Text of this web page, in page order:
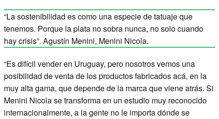
“La sostenibilidad es como una especie de tatuaje que
tenemos. Porque la plata no sobra nunca, no solo cuando
hay crisis”. Agustín Menini, Menini Nicola.
“Es difícil vender en Uruguay, pero nosotros vemos una
posibilidad de venta de los productos fabricados acá, en la
muy alta gama, que depende de la marca que viene atrás. Si
Menini Nicola se transforma en un estudio muy reconocido
internacionalmente, a la gente no le importa dónde se